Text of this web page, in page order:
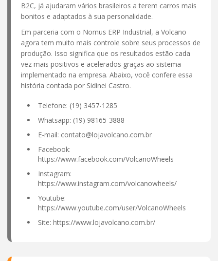
B2C, já ajudaram vários brasileiros a terem carros mais
bonitos e adaptados à sua personalidade.
Em parceria com o Nomus ERP Industrial, a Volcano
agora tem muito mais controle sobre seus processos de
produção. Isso significa que os resultados estão cada
vez mais positivos e acelerados graças ao sistema
implementado na empresa. Abaixo, você confere essa
história contada por Sidinei Castro.
Telefone: (19) 3457-1285
Whatsapp: (19) 98165-3888
E-mail: contato@lojavolcano.com.br
Facebook:
https://www.facebook.com/VolcanoWheels
Instagram:
https://www.instagram.com/volcanowheels/
Youtube:
https://www.youtube.com/user/VolcanoWheels
Site: https://www.lojavolcano.com.br/